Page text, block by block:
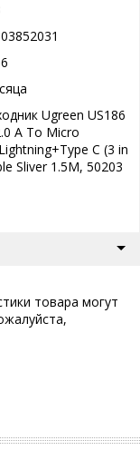
Ugreen US186
A To Micro
C (3 in
Sliver 1.5M, 50203
товара могут